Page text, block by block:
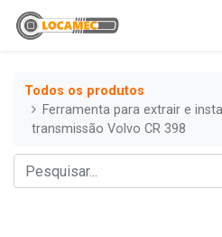
Todos os produtos
Ferramenta para extrair e
transmissão Volvo CR 398